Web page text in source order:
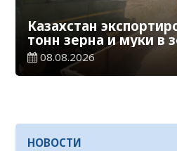
Казахстан
тонн зерна и муки в
эквиваленте
08.08.2026
НОВОСТИ